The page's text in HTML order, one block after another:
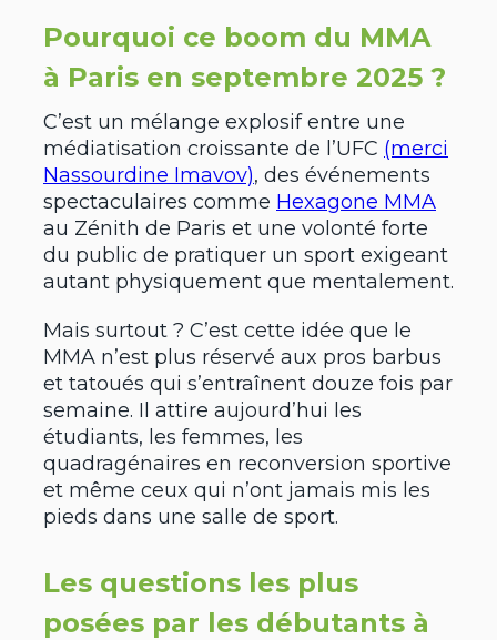
Pourquoi ce boom du MMA
à Paris en septembre 2025 ?
C’est un mélange explosif entre une
médiatisation croissante de l’UFC (merci
Nassourdine Imavov), des événements
spectaculaires comme Hexagone MMA
au Zénith de Paris et une volonté forte
du public de pratiquer un sport exigeant
autant physiquement que mentalement.
Mais surtout ? C’est cette idée que le
MMA n’est plus réservé aux pros barbus
et tatoués qui s’entraînent douze fois par
semaine. Il attire aujourd’hui les
étudiants, les femmes, les
quadragénaires en reconversion sportive
et même ceux qui n’ont jamais mis les
pieds dans une salle de sport.
Les questions les plus
posées par les débutants à